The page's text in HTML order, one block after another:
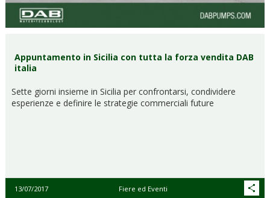
Appuntamento in Sicilia con tutta la forza vendita DAB
italia
Sette giorni insieme in Sicilia per confrontarsi, condividere
esperienze e definire le strategie commerciali future
13/07/2017 Fiere ed Eventi